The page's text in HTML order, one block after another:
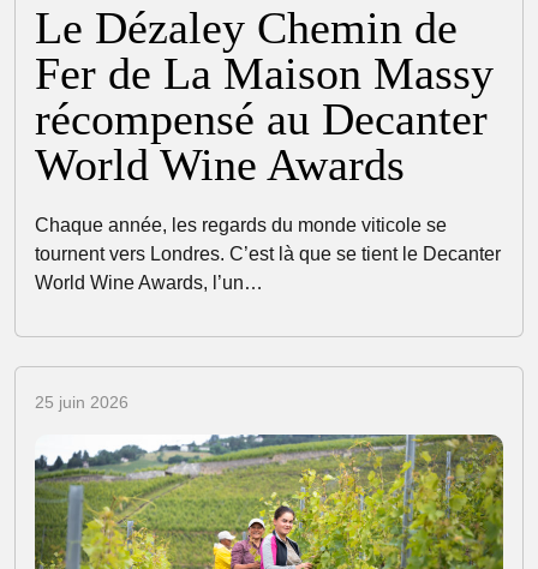
Le Dézaley Chemin de
Fer de La Maison Massy
récompensé au Decanter
World Wine Awards
Chaque année, les regards du monde viticole se
tournent vers Londres. C’est là que se tient le Decanter
World Wine Awards, l’un…
25 juin 2026